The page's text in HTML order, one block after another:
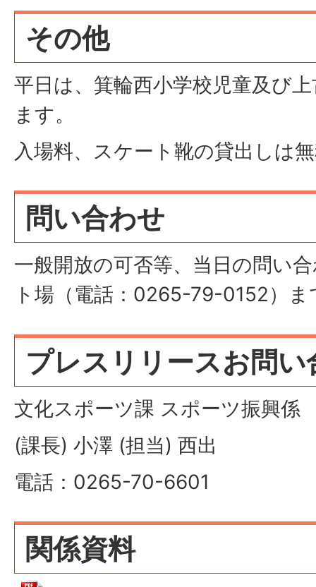
その他
平日は、箕輪西小学校児童及び
ます。
入場料、スケート靴の貸出しは
問い合わせ
一般開放の可否等、当日の問い
ト場（電話：0265-79-0152）ま
プレスリリースお問い
文化スポーツ課 スポーツ振興係
(課長) 小澤 (担当) 西出
電話：0265-70-6601
関係資料